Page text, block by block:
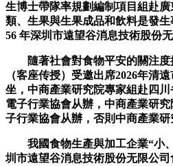
生博士帶隊率規劃編制項目組赴
類、生果與生果成品和飲料是發
56 年深圳市遠望谷消息技術股份
隨著社會對食物平安的關注度
（客座传授）受邀出席2026年清
坐，中商產業研究院專家組赴四
電子行業協會从辦，中商產業研
子行業協會从辦，否則中商產業
我國食物生產與加工企業“小、
圳市遠望谷消息技術股份无限公